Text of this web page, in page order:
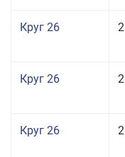
Круг 26
Круг 26
Круг 26